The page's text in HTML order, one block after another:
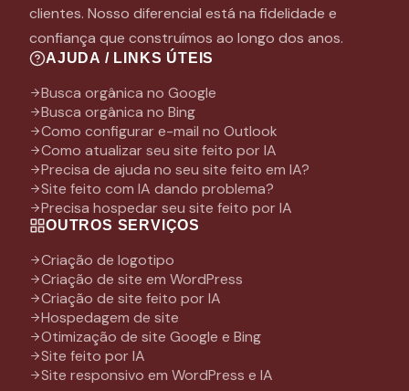
clientes. Nosso diferencial está na fidelidade e
confiança que construímos ao longo dos anos.
AJUDA / LINKS ÚTEIS
Busca orgânica no Google
Busca orgânica no Bing
Como configurar e-mail no Outlook
Como atualizar seu site feito por IA
Precisa de ajuda no seu site feito em IA?
Site feito com IA dando problema?
Precisa hospedar seu site feito por IA
OUTROS SERVIÇOS
Criação de logotipo
Criação de site em WordPress
Criação de site feito por IA
Hospedagem de site
Otimização de site Google e Bing
Site feito por IA
Site responsivo em WordPress e IA